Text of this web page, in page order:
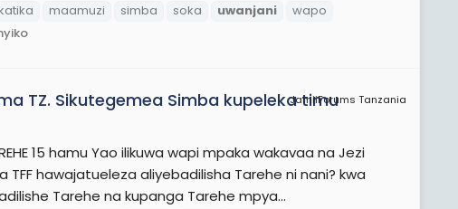
maamuzi simba soka uwanjani
wapo
JamiiForums Tanzania
TZ. Sikutegemea Simba kupeleka timu
15 hamu Yao ilikuwa wapi mpaka wakavaa na Jezi
TFF hawajatueleza aliyebadilisha Tarehe ni nani? kwa
Tarehe na kupanga Tarehe mpya...